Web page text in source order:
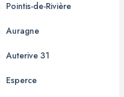
Pointis-de-Rivière
Auragne
Auterive 31
Esperce